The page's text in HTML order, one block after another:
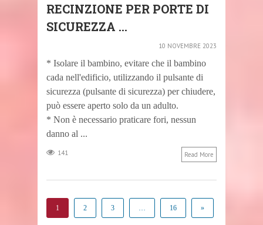
RECINZIONE PER PORTE DI
SICUREZZA ...
10 NOVEMBRE 2023
* Isolare il bambino, evitare che il bambino
cada nell'edificio, utilizzando il pulsante di
sicurezza (pulsante di sicurezza) per chiudere,
può essere aperto solo da un adulto.
* Non è necessario praticare fori, nessun
danno al ...
141 Read More
1 2 3 16 »